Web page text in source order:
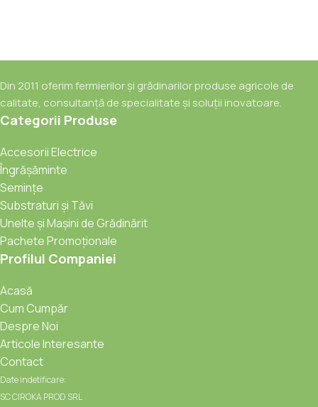
Din 2011 oferim fermierilor și grădinarilor produse agricole de
calitate, consultanță de specialitate și soluții inovatoare.
Categorii Produse
Accesorii Electrice
Îngrășăminte
Semințe
Substraturi și Tăvi
Unelte și Mașini de Grădinărit
Pachete Promoționale
Profilul Companiei
Acasă
Cum Cumpăr
Despre Noi
Articole Interesante
Contact
Date indetificare:
SC CIROKA PROD SRL